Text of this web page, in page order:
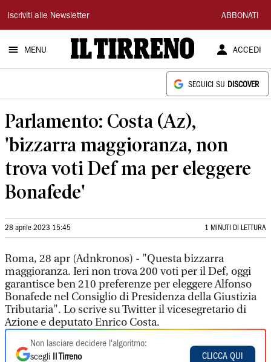
Il
Tirreno
Iscriviti alle Newsletter ABBONATI
MENU ACCEDI
SEGUICI SU DISCOVER
Parlamento: Costa (Az),
'bizzarra maggioranza, non
trova voti Def ma per eleggere
Bonafede'
28 aprile 2023 15:45 1 MINUTI DI LETTURA
Roma, 28 apr (Adnkronos) - "Questa bizzarra
maggioranza. Ieri non trova 200 voti per il Def, oggi
garantisce ben 210 preferenze per eleggere Alfonso
Bonafede nel Consiglio di Presidenza della Giustizia
Tributaria". Lo scrive su Twitter il vicesegretario di
Azione e deputato Enrico Costa.
Non lasciare decidere l'algoritmo:
scegli
Il Tirreno
CLICCA QUI